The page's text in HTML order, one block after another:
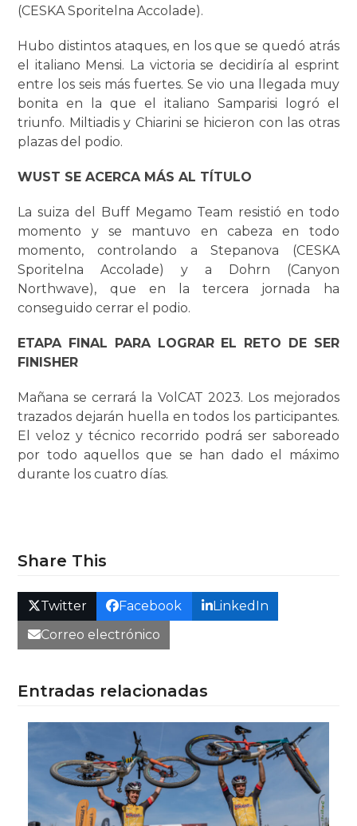
(CESKA Sporitelna Accolade).
Hubo distintos ataques, en los que se quedó atrás
el italiano Mensi. La victoria se decidiría al esprint
entre los seis más fuertes. Se vio una llegada muy
bonita en la que el italiano Samparisi logró el
triunfo. Miltiadis y Chiarini se hicieron con las otras
plazas del podio.
WUST SE ACERCA MÁS AL TÍTULO
La suiza del Buff Megamo Team resistió en todo
momento y se mantuvo en cabeza en todo
momento, controlando a Stepanova (CESKA
Sporitelna Accolade) y a Dohrn (Canyon
Northwave), que en la tercera jornada ha
conseguido cerrar el podio.
ETAPA FINAL PARA LOGRAR EL RETO DE SER
FINISHER
Mañana se cerrará la VolCAT 2023. Los mejorados
trazados dejarán huella en todos los participantes.
El veloz y técnico recorrido podrá ser saboreado
por todo aquellos que se han dado el máximo
durante los cuatro días.
Share This
Twitter Facebook
LinkedIn
Correo electrónico
Entradas relacionadas